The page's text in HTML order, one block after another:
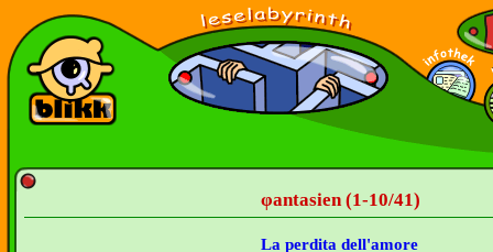
φantasien (1-10/41)
La perdita dell'amore